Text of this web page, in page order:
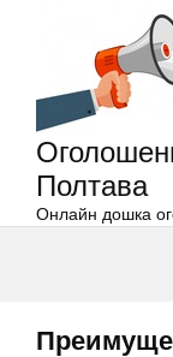
Полтава
Онлайн дошка